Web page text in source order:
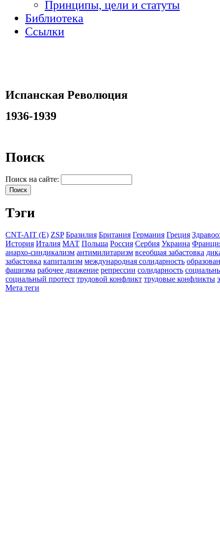
Принципы, цели и статуты
Библиотека
Ссылки
Испанская Революция
1936-1939
Поиск
Поиск на сайте:
Тэги
CNT-AIT (E) ZSP Бразилия Британия Германия Греция
История Италия МАТ Польша Россия Сербия Украина
анархо-синдикализм антимилитаризм всеобщая забастовка
забастовка капитализм международная солидарность
фашизма рабочее движение репрессии солидарность
социальный протест трудовой конфликт трудовые конфликты
Мета теги